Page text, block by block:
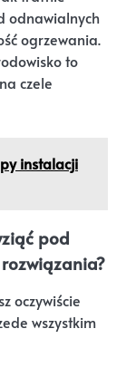
odnawialnych
ogrzewania.
to
czele
instalacji
pod
oczywiście
wszystkim